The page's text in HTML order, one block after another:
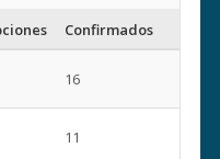
Confirmados
16
11